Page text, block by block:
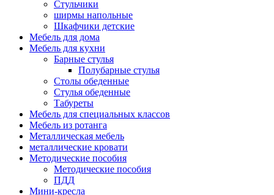
Стульчики
ширмы напольные
Шкафчики детские
Мебель для дома
Мебель для кухни
Барные стулья
Полубарные стулья
Столы обеденные
Стулья обеденные
Табуреты
Мебель для специальных классов
Мебель из ротанга
Металлическая мебель
металлические кровати
Методические пособия
Методические пособия
ПДД
Мини-кресла